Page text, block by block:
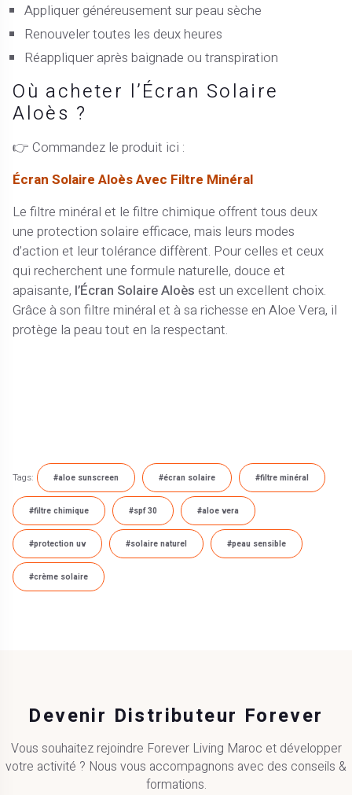
Appliquer généreusement sur peau sèche
Renouveler toutes les deux heures
Réappliquer après baignade ou transpiration
Où acheter l’Écran Solaire
Aloès ?
👉 Commandez le produit ici :
Écran Solaire Aloès Avec Filtre Minéral
Le filtre minéral et le filtre chimique offrent tous deux
une protection solaire efficace, mais leurs modes
d’action et leur tolérance diffèrent. Pour celles et ceux
qui recherchent une formule naturelle, douce et
apaisante, l’Écran Solaire Aloès est un excellent choix.
Grâce à son filtre minéral et à sa richesse en Aloe Vera, il
protège la peau tout en la respectant.
Tags: #aloe sunscreen #écran solaire #filtre minéral
#filtre chimique #spf 30 #aloe vera
#protection uv #solaire naturel #peau sensible
#crème solaire
Devenir Distributeur Forever
Vous souhaitez rejoindre Forever Living Maroc et développer
votre activité ? Nous vous accompagnons avec des conseils &
formations.